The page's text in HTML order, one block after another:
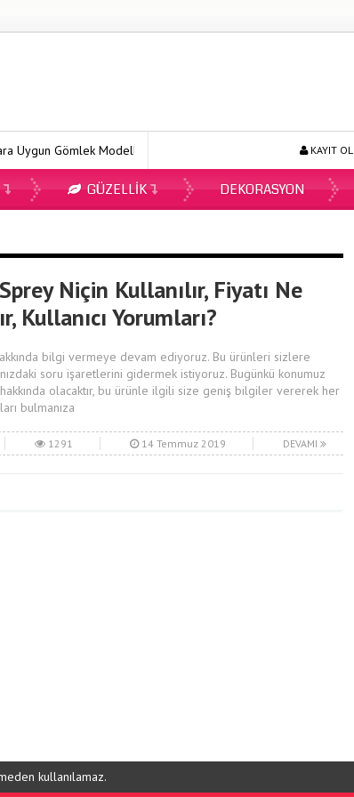
Uygun Gömlek Modelleri Ecopirin Reçetesiz Alınır Mı 2026?
KAYIT OL
GÜZELLIK DEKORASYON
Niçin Kullanılır, Fiyatı Ne
Kullanıcı Yorumları?
bilgi vermeye devam ediyoruz. Bu ürünleri sizlere
soru işaretlerini gidermek istiyoruz. Bugünkü konumuz
olacaktır, bu ürünle ilgili size geniş bilgiler vererek her
bulmanıza
1291 14 Temmuz 2019 DEVAMI
kullanılamaz.